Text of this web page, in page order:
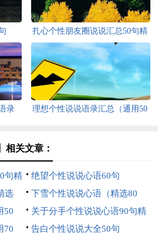
扎心个性朋友圈说说汇总50句精
选
录
理想个性说说语录汇总（通用50
相关文章：
句精
绝望个性说说心语60句
选
下雪个性说说心语（精选80
句）
50
关于分手个性说说心语90句精
选
70 告白个性说说大全50句